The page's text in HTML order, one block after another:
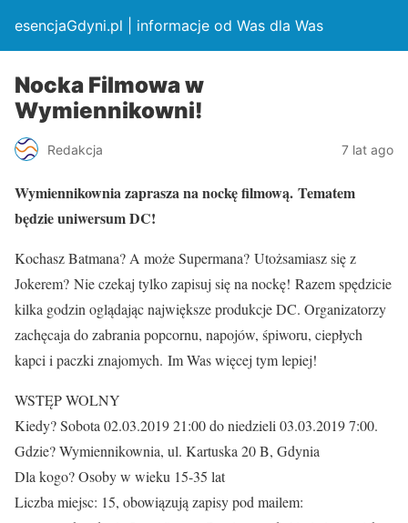
esencjaGdyni.pl | informacje od Was dla Was
Nocka Filmowa w
Wymiennikowni!
Redakcja 7 lat ago
Wymiennikownia zaprasza na nockę filmową. Tematem
będzie uniwersum DC!
Kochasz Batmana? A może Supermana? Utożsamiasz się z
Jokerem? Nie czekaj tylko zapisuj się na nockę! Razem spędzicie
kilka godzin oglądając największe produkcje DC. Organizatorzy
zachęcaja do zabrania popcornu, napojów, śpiworu, ciepłych
kapci i paczki znajomych. Im Was więcej tym lepiej!
WSTĘP WOLNY
Kiedy? Sobota 02.03.2019 21:00 do niedzieli 03.03.2019 7:00.
Gdzie? Wymiennikownia, ul. Kartuska 20 B, Gdynia
Dla kogo? Osoby w wieku 15-35 lat
Liczba miejsc: 15, obowiązują zapisy pod mailem: